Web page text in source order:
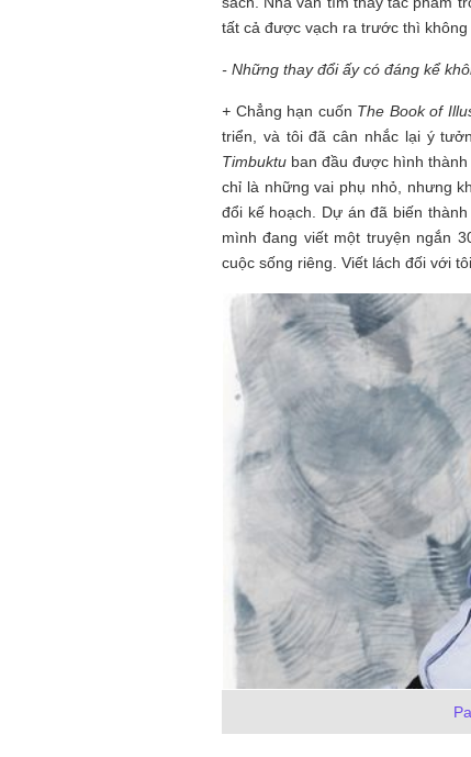
tất cả được vạch ra trước thì không
- Những thay đổi ấy có đáng kể
+ Chẳng hạn cuốn The Book of
triển, và tôi đã cân nhắc lại ý
Timbuktu ban đầu được hình
chỉ là những vai phụ nhỏ, nhưng
đổi kế hoạch. Dự án đã biến
mình đang viết một truyện ngắn
cuộc sống riêng. Viết lách đối với